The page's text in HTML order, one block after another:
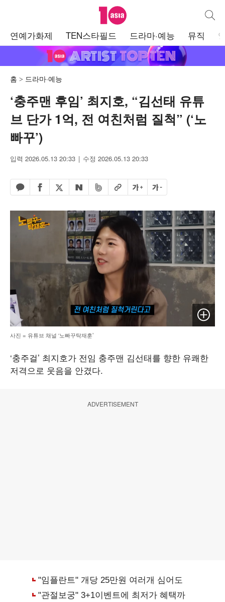
텐아시아 통합
연예가화제 TEN스타필드 드라마·예능 뮤직
홈 드라마·예능
‘충주맨 후임’ 최지호, “김선태 유튜
브 단가 1억, 전 여친처럼 질척” (‘노
빠꾸’)
입력 2026.05.13 20:33 수정 2026.05.13 20:33
카카오톡 공유하기
페이스북 공유하기
엑스 공유하기
네이버 공유하기
밴드 공유하기
URL복사글자 크게글자 작게
이미지
사진 = 유튜브 채널 ‘노빠꾸탁재훈’
‘충주걸’ 최지호가 전임 충주맨 김선태를 향한 유쾌한
저격으로 웃음을 안겼다.
ADVERTISEMENT